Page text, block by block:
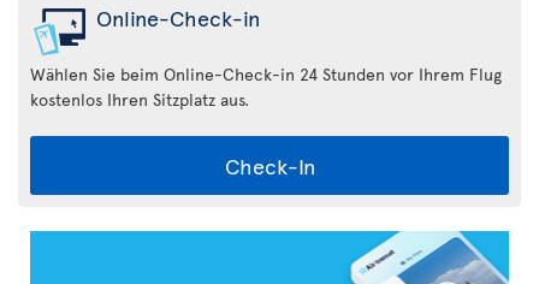
Online-Check-in
Wählen Sie beim Online-Check-in 24 Stunden vor Ihrem Flug
kostenlos Ihren Sitzplatz aus.
Check-In